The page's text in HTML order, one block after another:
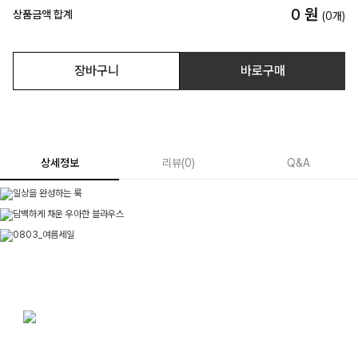
상품금액 합계 0 원 (0개)
장바구니 바로구매
상세정보 리뷰(0) Q&A